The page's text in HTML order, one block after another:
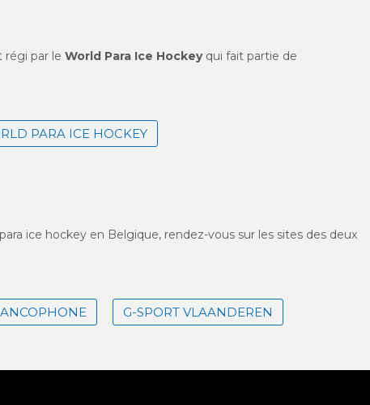
régi par leWorld Para Ice Hockeyqui fait partie de
PARA ICE HOCKEY
ice hockey en Belgique, rendez-vous sur les sites des deux
G-SPORT VLAANDEREN